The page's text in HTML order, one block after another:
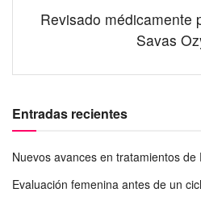
Revisado médicamente
Savas
Entradas recientes
Nuevos avances en tratamientos de
Evaluación femenina antes de un